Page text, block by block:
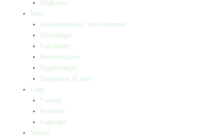
Bogkasser
Børn
Små mennesker, store drømme
Billedbøger
Faktabøger
Børneromaner
Opgavebøger
Bogpakker til børn
Unge
Fantasy
Romaner
Fagbøger
Voksne